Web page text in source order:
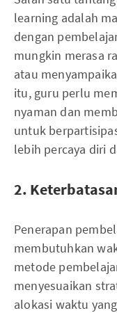
learning adalah
dengan
mungkin merasa
atau
itu, guru perlu
nyaman dan
untuk
lebih percaya diri
2.
Penerapan
membutuhkan
metode
menyesuaikan
alokasi waktu